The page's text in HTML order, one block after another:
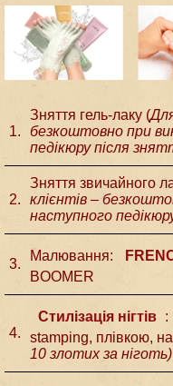
1.
Зняття гель-лаку (
безкоштовно при
педікюру після
2.
Зняття звичайного
клієнтів –
наступного
3.
Малювання:
BOOMER
4.
Стилізація нігтів :
stamping, плівкою,
10 злотих за ніготь)